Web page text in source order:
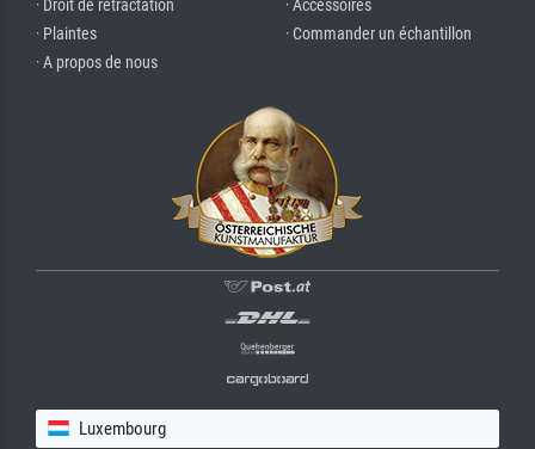
· Droit de rétractation
· Plaintes
· A propos de nous
· Accessoires
· Commander un échantillon
Luxembourg